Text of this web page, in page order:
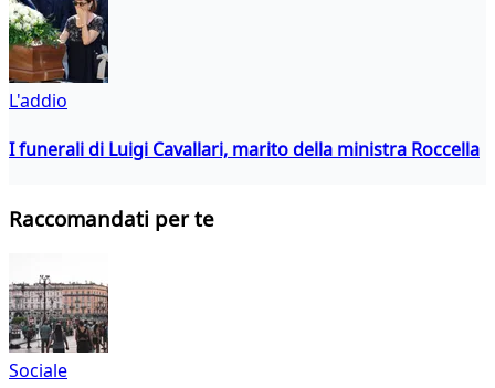
L'addio
I funerali di Luigi Cavallari, marito della ministra Roccella
Raccomandati per te
Sociale